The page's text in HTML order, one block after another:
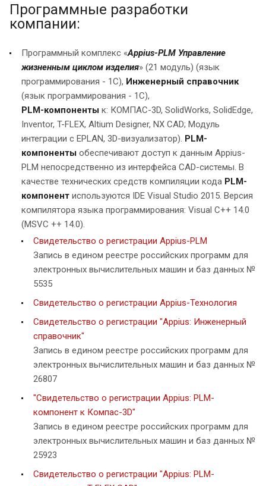
Программные разработки
компании:
Программный комплекс «Appius-PLM Управление
жизненным циклом изделия» (21 модуль) (язык
программирования - 1С), Инженерный справочник
(язык программирования - 1С),
PLM-компоненты к: КОМПАС-3D, SolidWorks, SolidEdge,
Inventor, T-FLEX, Altium Designer, NX CAD; Модуль
интеграции с EPLAN, 3D-визуализатор). PLM-
компоненты обеспечивают доступ к данным Appius-
PLM непосредственно из интерфейса CAD-системы. В
качестве технических средств компиляции кода PLM-
компонент используются IDE Visual Studio 2015. Версия
компилятора языка программирования: Visual C++ 14.0
(MSVC ++ 14.0).
Свидетельство о регистрации Appius-PLM
Запись в едином реестре российских программ для
электронных вычислительных машин и баз данных №
5535
Свидетельство о регистрации Appius-Технология
Свидетельство о регистрации "Appius: Инженерный
справочник"
Запись в едином реестре российских программ для
электронных вычислительных машин и баз данных №
26807
"Свидетельство о регистрации Appius: PLM-
компонент к Компас-3D"
Запись в едином реестре российских программ для
электронных вычислительных машин и баз данных №
25923
Свидетельство о регистрации "Appius: PLM-